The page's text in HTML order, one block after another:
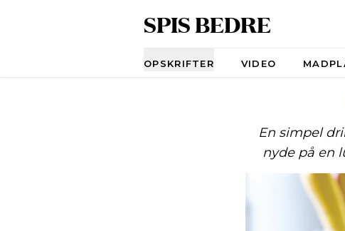
SPIS BEDRE
OPSKRIFTER VIDEO
En simpel
nyde på en